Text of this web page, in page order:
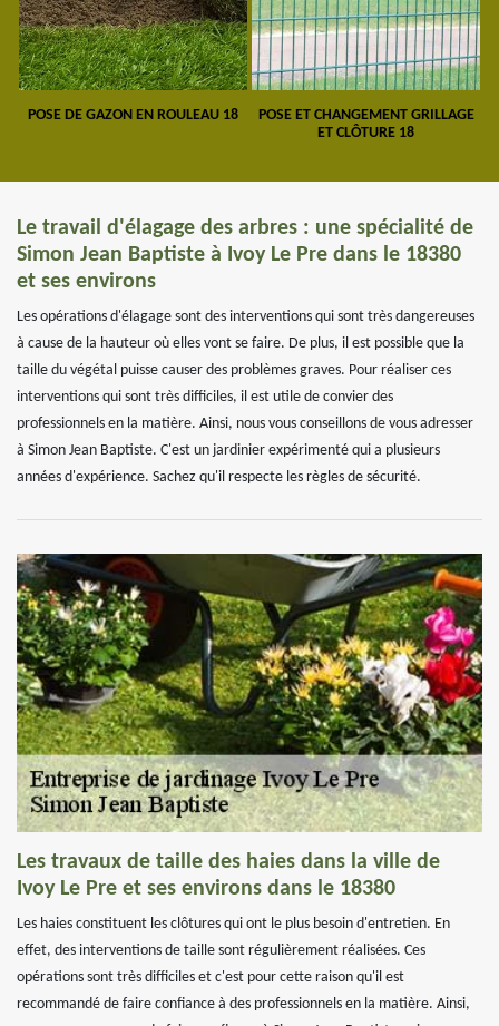
POSE DE GAZON EN ROULEAU 18
POSE ET CHANGEMENT GRILLAGE
ET CLÔTURE 18
Le travail d'élagage des arbres : une spécialité de
Simon Jean Baptiste à Ivoy Le Pre dans le 18380
et ses environs
Les opérations d'élagage sont des interventions qui sont très dangereuses
à cause de la hauteur où elles vont se faire. De plus, il est possible que la
taille du végétal puisse causer des problèmes graves. Pour réaliser ces
interventions qui sont très difficiles, il est utile de convier des
professionnels en la matière. Ainsi, nous vous conseillons de vous adresser
à Simon Jean Baptiste. C'est un jardinier expérimenté qui a plusieurs
années d'expérience. Sachez qu'il respecte les règles de sécurité.
Les travaux de taille des haies dans la ville de
Ivoy Le Pre et ses environs dans le 18380
Les haies constituent les clôtures qui ont le plus besoin d'entretien. En
effet, des interventions de taille sont régulièrement réalisées. Ces
opérations sont très difficiles et c'est pour cette raison qu'il est
recommandé de faire confiance à des professionnels en la matière. Ainsi,